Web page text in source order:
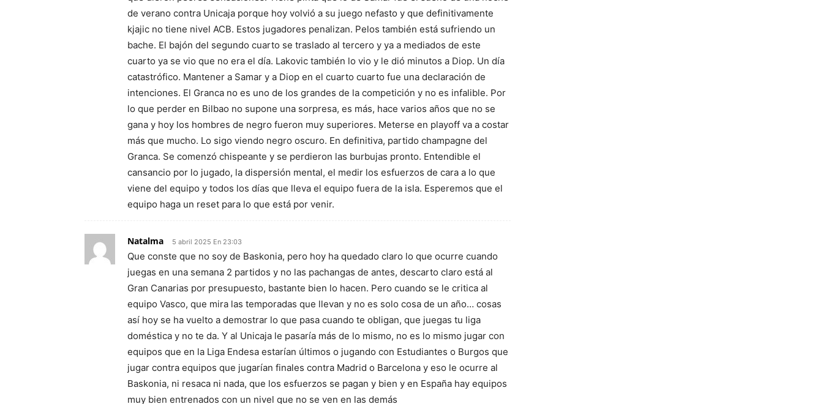
de verano contra Unicaja porque hoy volvió a su juego nefasto y que definitivamente
kjajic no tiene nivel ACB. Estos jugadores penalizan. Pelos también está sufriendo un
bache. El bajón del segundo cuarto se traslado al tercero y ya a mediados de este
cuarto ya se vio que no era el día. Lakovic también lo vio y le dió minutos a Diop. Un día
catastrófico. Mantener a Samar y a Diop en el cuarto cuarto fue una declaración de
intenciones. El Granca no es uno de los grandes de la competición y no es infalible. Por
lo que perder en Bilbao no supone una sorpresa, es más, hace varios años que no se
gana y hoy los hombres de negro fueron muy superiores. Meterse en playoff va a costar
más que mucho. Lo sigo viendo negro oscuro. En definitiva, partido champagne del
Granca. Se comenzó chispeante y se perdieron las burbujas pronto. Entendible el
cansancio por lo jugado, la dispersión mental, el medir los esfuerzos de cara a lo que
viene del equipo y todos los días que lleva el equipo fuera de la isla. Esperemos que el
equipo haga un reset para lo que está por venir.
Natalma 5 abril 2025 En 23:03
Que conste que no soy de Baskonia, pero hoy ha quedado claro lo que ocurre cuando
juegas en una semana 2 partidos y no las pachangas de antes, descarto claro está al
Gran Canarias por presupuesto, bastante bien lo hacen. Pero cuando se le critica al
equipo Vasco, que mira las temporadas que llevan y no es solo cosa de un año… cosas
así hoy se ha vuelto a demostrar lo que pasa cuando te obligan, que juegas tu liga
doméstica y no te da. Y al Unicaja le pasaría más de lo mismo, no es lo mismo jugar con
equipos que en la Liga Endesa estarían últimos o jugando con Estudiantes o Burgos que
jugar contra equipos que jugarían finales contra Madrid o Barcelona y eso le ocurre al
Baskonia, ni resaca ni nada, que los esfuerzos se pagan y bien y en España hay equipos
muy bien entrenados con un nivel que no se ven en las demás